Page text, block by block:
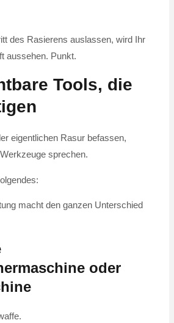
des Rasierens auslassen, wird Ihr
aussehen. Punkt.
Tools, die
eigentlichen Rasur befassen,
sprechen.
macht den ganzen Unterschied
oder